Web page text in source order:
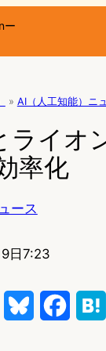
ー
» AI（人工知能）ニ
ライオ
率化
ース
日7:23